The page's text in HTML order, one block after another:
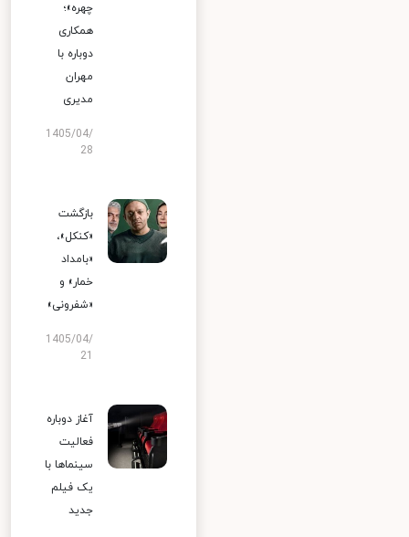
چهره»؛
همکاری
دوباره با
مهران
مدیری
1405/04/
28
بازگشت
«کنکل»،
«بامداد
خمار» و
«شفرونی»
1405/04/
آغاز دوباره
فعالیت
سینماها با
یک فیلم
جدید